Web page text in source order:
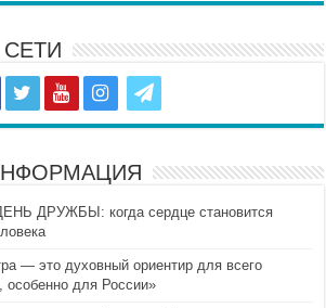
ДРУЖБЫ: когда сердце становится
— это духовный ориентир для всего
особенно для России»